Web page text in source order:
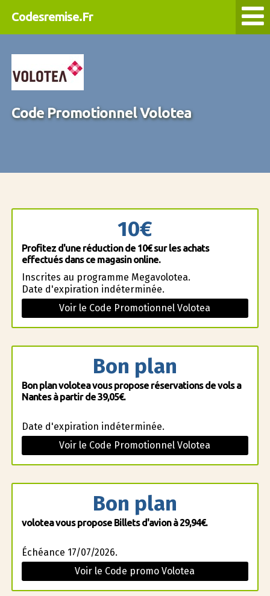
Codesremise.Fr
Code Promotionnel Volotea
10€
Profitez d'une réduction de 10€ sur les achats
effectués dans ce magasin online.
Inscrites au programme Megavolotea.
Date d'expiration indéterminée.
Voir le Code Promotionnel Volotea
Bon plan
Bon plan volotea vous propose réservations de vols a
Nantes à partir de 39,05€.
Date d'expiration indéterminée.
Voir le Code Promotionnel Volotea
Bon plan
volotea vous propose Billets d'avion à 29,94€.
Échéance 17/07/2026.
Voir le Code promo Volotea